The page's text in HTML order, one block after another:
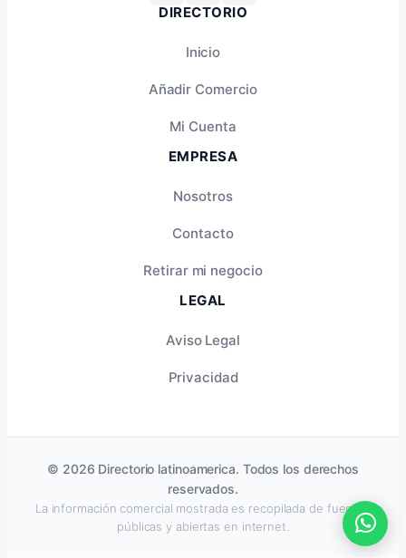
DIRECTORIO
Inicio
Añadir Comercio
Mi Cuenta
EMPRESA
Nosotros
Contacto
Retirar mi negocio
LEGAL
Aviso Legal
Privacidad
© 2026 Directorio latinoamerica. Todos los derechos
reservados.
La información comercial mostrada es recopilada de fuentes
públicas y abiertas en internet.